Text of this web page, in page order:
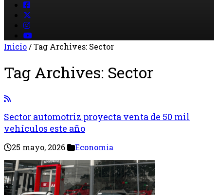
Inicio/Tag Archives: Sector
Tag Archives: Sector
Sector automotriz proyecta venta de 50 mil
vehículos este año
25 mayo, 2026 Economia